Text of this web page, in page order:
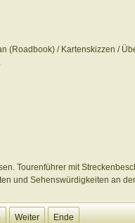
(Roadbook) / Kartenskizzen /
Tourenführer mit
und Sehenswürdigkeiten an
Weiter Ende